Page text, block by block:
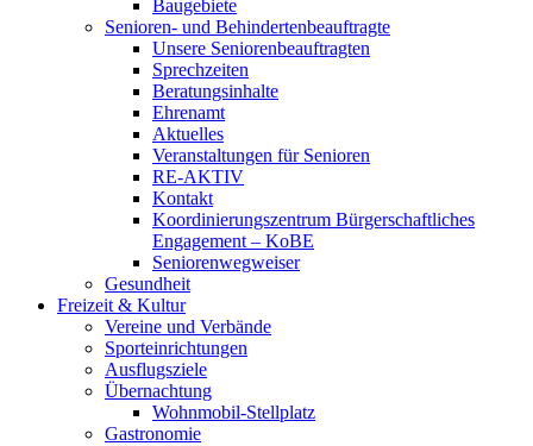
Baugebiete
Senioren- und Behindertenbeauftragte
Unsere Seniorenbeauftragten
Sprechzeiten
Beratungsinhalte
Ehrenamt
Aktuelles
Veranstaltungen für Senioren
RE-AKTIV
Kontakt
Koordinierungszentrum Bürgerschaftliches
Engagement – KoBE
Seniorenwegweiser
Gesundheit
Freizeit & Kultur
Vereine und Verbände
Sporteinrichtungen
Ausflugsziele
Übernachtung
Wohnmobil-Stellplatz
Gastronomie